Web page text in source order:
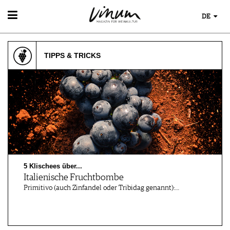
WEIN
WEINSUCHE
GUIDE WEINGÜTER
WINETRADECLUB
WINZER
WEINE DES MONATS
TRINKREIFETABELLE
UNIQUE WINERIES
CLUB LES DOMAINES
WEINWISSEN
WEINREGIONEN
WEINLEXIKON
WEINGESCHICHTE
WEINLAGERUNG
INFOGRAFIKEN
TIPPS & TRICKS
NEWS
EVENTS
EVENTKALENDER
ESSEN & TRINKEN
DE
TIPPS & TRICKS
5 Klischees über...
Italienische Fruchtbombe
Primitivo (auch Zinfandel oder Tribidag genannt):…